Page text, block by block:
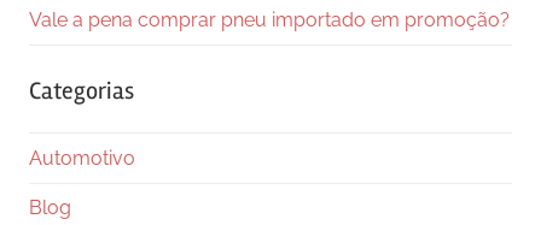
Vale a pena comprar pneu importado em promoção?
Categorias
Automotivo
Blog